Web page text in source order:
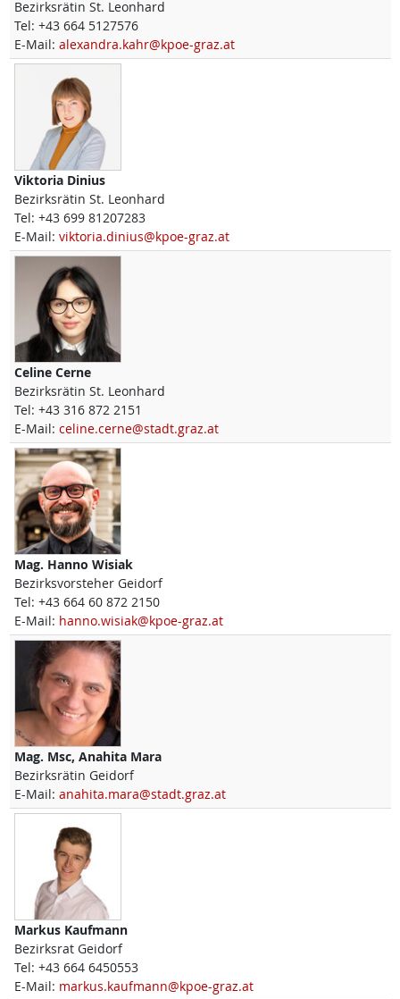
Bezirksrätin St. Leonhard
Tel: +43 664 5127576
E-Mail: alexandra.kahr@kpoe-graz.at
Viktoria Dinius
Bezirksrätin St. Leonhard
Tel: +43 699 81207283
E-Mail: viktoria.dinius@kpoe-graz.at
Celine Cerne
Bezirksrätin St. Leonhard
Tel: +43 316 872 2151
E-Mail: celine.cerne@stadt.graz.at
Mag. Hanno Wisiak
Bezirksvorsteher Geidorf
Tel: +43 664 60 872 2150
E-Mail: hanno.wisiak@kpoe-graz.at
Mag. Msc, Anahita Mara
Bezirksrätin Geidorf
E-Mail: anahita.mara@stadt.graz.at
Markus Kaufmann
Bezirksrat Geidorf
Tel: +43 664 6450553
E-Mail: markus.kaufmann@kpoe-graz.at